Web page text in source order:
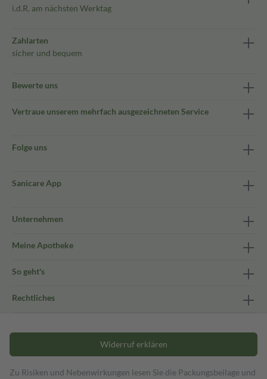
i.d.R. am nächsten Werktag
Zahlarten
sicher und bequem
Bewerte uns
Vertraue unserem mehrfach ausgezeichneten Service
Folge uns
Sanicare App
Unternehmen
Meine Apotheke
So geht's
Rechtliches
Widerruf erklären
Zu Risiken und Nebenwirkungen lesen Sie die Packungsbeilage und